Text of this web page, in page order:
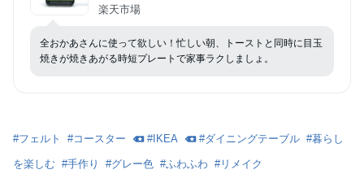
日時指定不可】
楽天市場
全おかあさんに使って欲しい！忙しい朝、トーストと同時に目玉
焼きが焼きあがる時短プレートで家事ラクしましょ。
#フェルト #コースター #IKEA #ダイニングテーブル #暮らし
を楽しむ #手作り #グレー色 #ふわふわ #リメイク